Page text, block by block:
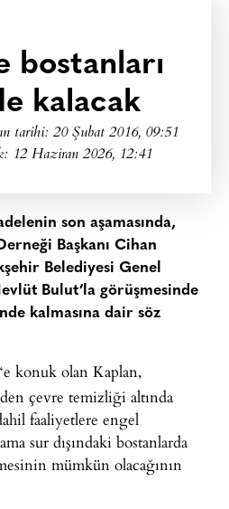
bostanları
kalacak
tarihi: 20 Şubat 2016, 09:51
12 Haziran 2026, 12:41
son aşamasında,
Başkanı Cihan
Belediyesi Genel
Bulut’la görüşmesinde
kalmasına dair söz
‘e konuk olan Kaplan,
çevre temizliği altında
faaliyetlere engel
sur dışındaki bostanlarda
mümkün olacağının